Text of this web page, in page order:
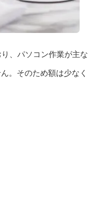
、パソコン作業が主な
。そのため額は少なく